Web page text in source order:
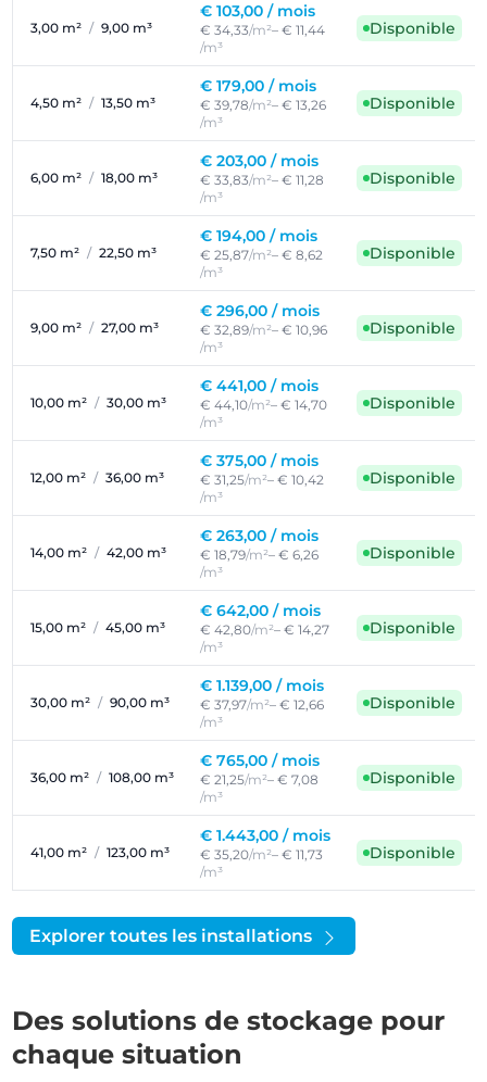
3,00 m² / 9,00 m³
€ 103,00 / mois
€ 34,33/m²– € 11,44
/m³
Disponible
4,50 m² / 13,50 m³
€ 179,00 / mois
€ 39,78/m²– € 13,26
/m³
Disponible
6,00 m² / 18,00 m³
€ 203,00 / mois
€ 33,83/m²– € 11,28
/m³
Disponible
7,50 m² / 22,50 m³
€ 194,00 / mois
€ 25,87/m²– € 8,62
/m³
Disponible
9,00 m² / 27,00 m³
€ 296,00 / mois
€ 32,89/m²– € 10,96
/m³
Disponible
10,00 m² / 30,00 m³
€ 441,00 / mois
€ 44,10/m²– € 14,70
/m³
Disponible
12,00 m² / 36,00 m³
€ 375,00 / mois
€ 31,25/m²– € 10,42
/m³
Disponible
14,00 m² / 42,00 m³
€ 263,00 / mois
€ 18,79/m²– € 6,26
/m³
Disponible
15,00 m² / 45,00 m³
€ 642,00 / mois
€ 42,80/m²– € 14,27
/m³
Disponible
30,00 m² / 90,00 m³
€ 1.139,00 / mois
€ 37,97/m²– € 12,66
/m³
Disponible
36,00 m² / 108,00 m³
€ 765,00 / mois
€ 21,25/m²– € 7,08
/m³
Disponible
41,00 m² / 123,00 m³
€ 1.443,00 / mois
€ 35,20/m²– € 11,73
/m³
Disponible
Explorer toutes les installations
Des solutions de stockage pour
chaque situation